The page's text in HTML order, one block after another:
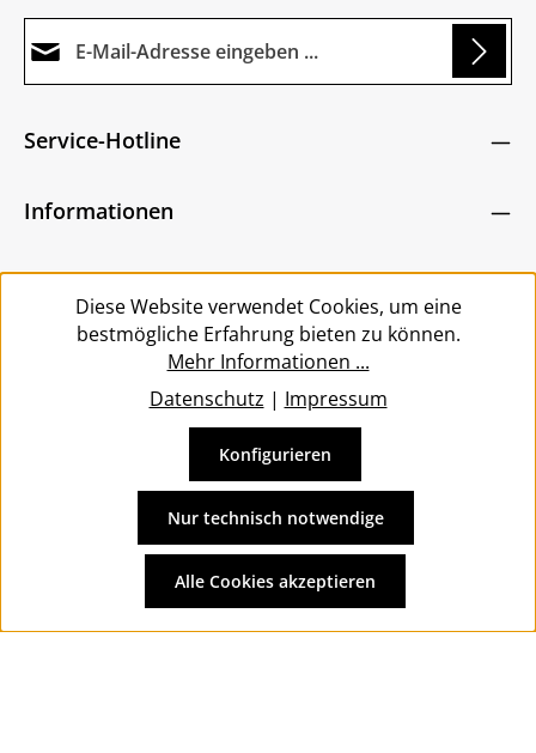
Ich habe dieDatenschutzbestimmungen
bin mit ihnen einverstanden.
Zeichen ein*
Die mit einem Stern (*) markierten Felder sind
Service-Hotline
Informationen
Service
Vertrag widerrufen
und ggf. Nachnahmegebühren, wenn nicht anders
angegeben.
Diese Website verwendet Cookies, um eine
bestmögliche Erfahrung bieten zu können.
Mehr Informationen ...
Datenschutz | Impressum
Nur technisch notwendige
Konfigurieren
Alle Cookies akzeptieren